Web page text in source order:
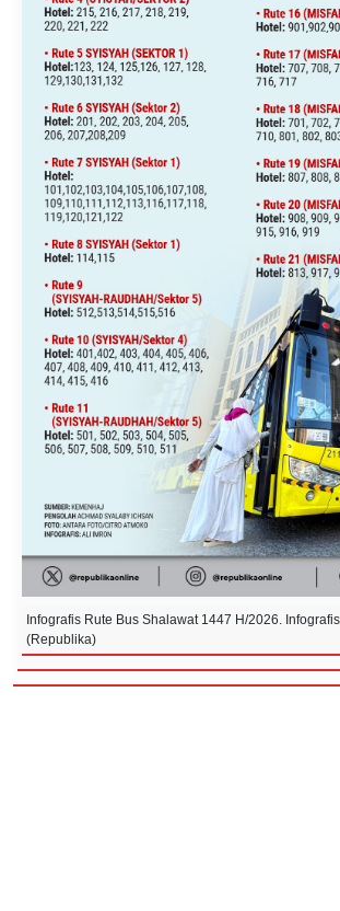
Infografis Rute Bus Shalawat 1447 H/2026.
(Republika)